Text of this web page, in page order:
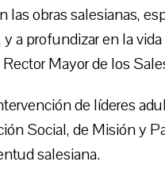
las obras salesianas,
a profundizar en la
Mayor de los
de líderes
Social, de Misión y
salesiana.